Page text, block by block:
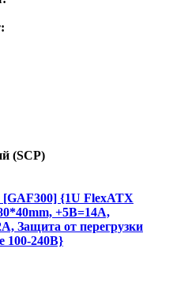
(SCP)
[GAF300] {1U FlexATX
+5B=14A,
Защита от перегрузки
100-240В}